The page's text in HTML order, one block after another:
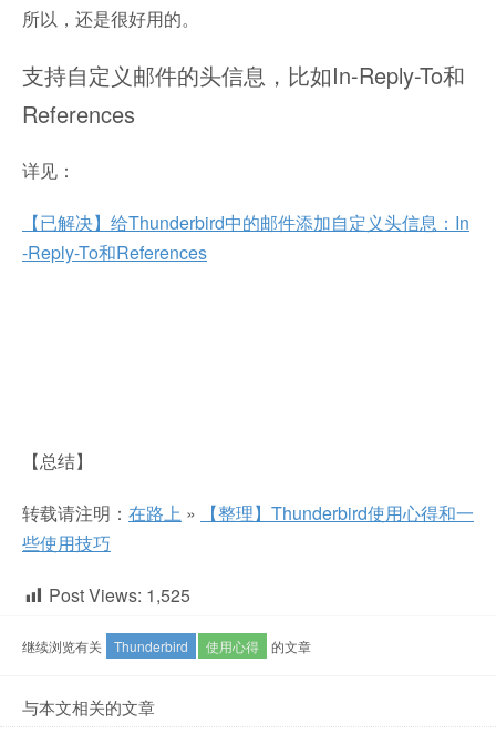
所以，还是很好用的。
支持自定义邮件的头信息，比如In-Reply-To和
References
详见：
【已解决】给Thunderbird中的邮件添加自定义头信息：In
-Reply-To和References
【总结】
转载请注明： 在路上 »
【整理】Thunderbird使用心得和一
些使用技巧
Post Views: 1,525
继续浏览有关 Thunderbird 使用心得 的文章
与本文相关的文章